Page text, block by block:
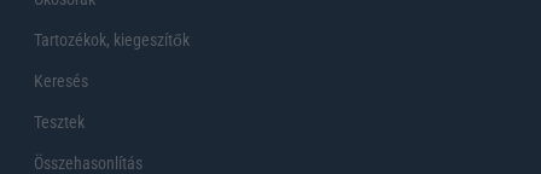
Tartozékok, kiegeszítők
Keresés
Tesztek
Összehasonlítás